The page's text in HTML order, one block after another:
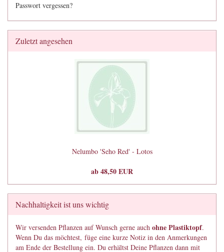
Passwort vergessen?
Zuletzt angesehen
Nelumbo 'Seho Red' - Lotos
ab 48,50 EUR
Nachhaltigkeit ist uns wichtig
Wir versenden Pflanzen auf Wunsch gerne auch ohne Plastiktopf.
Wenn Du das möchtest, füge eine kurze Notiz in den Anmerkungen
am Ende der Bestellung ein. Du erhältst Deine Pflanzen dann mit